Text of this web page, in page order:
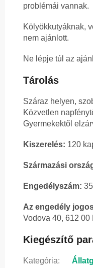
problémái vannak.
Kölyökkutyáknak,
nem ajánlott.
Ne lépje túl az
Tárolás
Száraz helyen,
Közvetlen
Gyermekektől
Kiszerelés: 120
Származási
Engedélyszám:
Az engedély
Vodova 40, 612 00
Kiegészítő
Kategória: